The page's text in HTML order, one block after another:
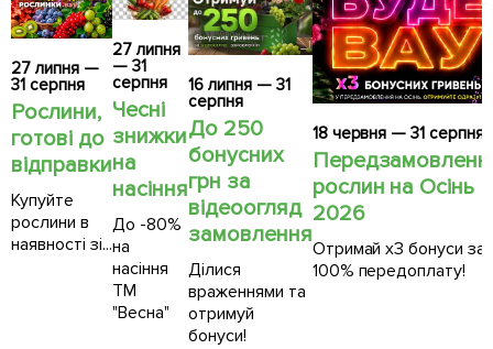
27 липня —
31 серпня
Рослини,
готові до
відправки
Купуйте
рослини в
наявності зі...
27 липня
— 31
серпня
Чесні
знижки
на
насіння
До -80%
на
насіння
ТМ
"Весна"
16 липня — 31
серпня
До 250
бонусних
грн за
відеоогляд
замовлення
Ділися
враженнями та
отримуй
бонуси!
18 червня — 31 серпня
рослин на Осінь
2026
Отримай х3 бонуси за
100% передоплату!